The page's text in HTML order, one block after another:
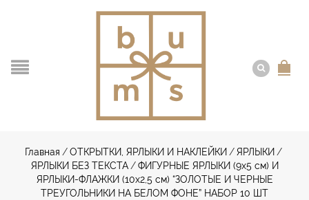
Главная /ОТКРЫТКИ, ЯРЛЫКИ И НАКЛЕЙКИ / ЯРЛЫКИ /
ЯРЛЫКИ БЕЗ ТЕКСТА / ФИГУРНЫЕ ЯРЛЫКИ (9х5 см) И
ЯРЛЫКИ-ФЛАЖКИ (10х2,5 см) “ЗОЛОТЫЕ И ЧЕРНЫЕ
ТРЕУГОЛЬНИКИ НА БЕЛОМ ФОНЕ” НАБОР 10 ШТ